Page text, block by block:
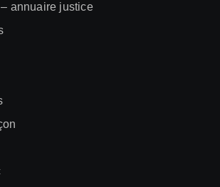
annuaire justice